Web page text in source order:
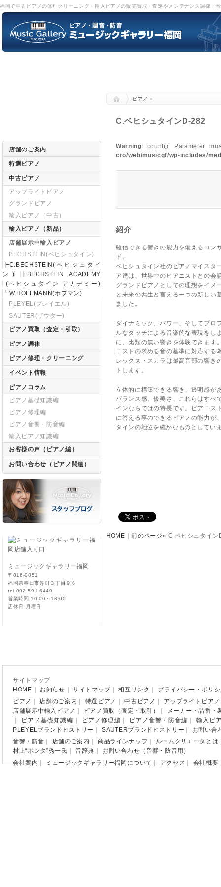
福岡で中古ピアノの修理クリーニング・輸入ピアノの販売買取・査定やメンテナンス調律
ピアノ »
C.ベヒシュタインD-282
Warning: count(): Parameter
cro/web/musicgf/wp-includes/
紹介
確信できる響きの能力を備えるコン
ド。
ベヒシュタイン社のピアノマイスタ
ア達は、世界中のピアニストとの会
グランドピアノとしての理想をイメ
と未来の共生と言える一つの新しい
ました。
ダイナミック、パワー、そしてプロ
ルなタッチによる音楽的な表現をし
に、比類の無い響きを体験できます
ニストの求める音の基準に対応する
レックス・スカラは最高音部の響き
トします。
立体的に構築できる響き、透明感が
バランス感、優美さ、これらはすべ
インならではの特長です。ピアニス
に答える事のできるピアノの能力が
タインの地位を確かなものとしてい
HOME ｜前のページ« C.ベヒシュタイ
店舗のご案内
特選ピアノ
中古ピアノ
アップライトピアノ
グランドピアノ
輸入ピアノ（中古）
輸入ピアノ（新品）
店舗展示中輸入ピアノ
BECHSTEIN(ベヒシュタイン)
┣C.BECHSTEIN(ベヒシュタイ
ン)
┣BECHSTEIN ACADEMY
(ベヒシュタイン アカデミー)
┗W.HOFFMANN(ホフマン)
PLEYEL(プレイエル)
SAUTER(ザウター)
ピアノ買取（査定・引取）
ピアノ調律
ピアノ修理・クリーニング
イベント情報
ピアノコラム
ピアノ基礎知識編
ピアノ修理編
ピアノ音響・防音編
輸入ピアノ知識編
お客様の声（ピアノ編）
お問い合わせ（ピアノ関連）
ミュージックギャラリー福岡
〒816-0851
福岡県春日市昇町３丁目９６
tel 092-591-6440
営業時間 10:00～18:00
店休日 月曜日
サイトマップ
HOME
お知らせ ｜サイトマップ ｜相互リンク
プライバシー・ポリ
ピアノ
店舗のご案内 特選ピアノ ｜中古ピアノ アップライトピアノ
店舗展示中輸入ピアノ
ピアノ買取（査定・取引）
メーカー・品番・
ピアノ基礎知識編 ピアノ修理編 ピアノ音響・防音編
輸入ピ
PLEYELブランドヒストリー
｜SAUTERブランドヒストリー
お問い合
音響・防音
店舗のご案内 ｜商品ラインナップ｜ ルームクリエータとは
村上“ポンタ”秀一氏
｜音辞典
お問い合わせ（音響・防音用）
会社案内｜ミュージックギャラリー福岡について｜アクセス｜会社概要